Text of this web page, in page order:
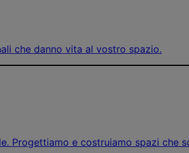
che danno vita al vostro spazio.
Progettiamo e costruiamo spazi che